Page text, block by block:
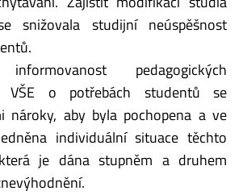
snižovala studijní neúspěšnost
pedagogických
VŠE o potřebách studentů se
nároky, aby byla pochopena a ve
individuální situace těchto
je dána stupněm a druhem